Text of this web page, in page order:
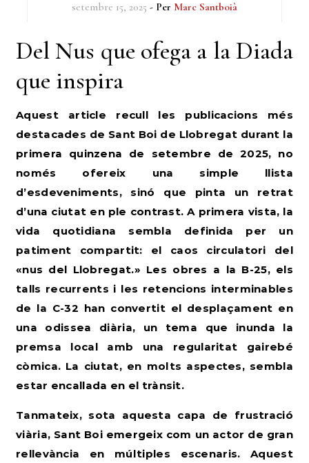
setembre 15, 2025 - Per Marc Santboià
Del Nus que ofega a la Diada
que inspira
Aquest article recull les publicacions més
destacades de Sant Boi de Llobregat durant la
primera quinzena de setembre de 2025, no
només ofereix una simple llista
d’esdeveniments, sinó que pinta un retrat
d’una ciutat en ple contrast. A primera vista, la
vida quotidiana sembla definida per un
patiment compartit: el caos circulatori del
«nus del Llobregat.» Les obres a la B-25, els
talls recurrents i les retencions interminables
de la C-32 han convertit el desplaçament en
una odissea diària, un tema que inunda la
premsa local amb una regularitat gairebé
còmica. La ciutat, en molts aspectes, sembla
estar encallada en el trànsit.
Tanmateix, sota aquesta capa de frustració
viària, Sant Boi emergeix com un actor de gran
rellevància en múltiples escenaris. Aquest